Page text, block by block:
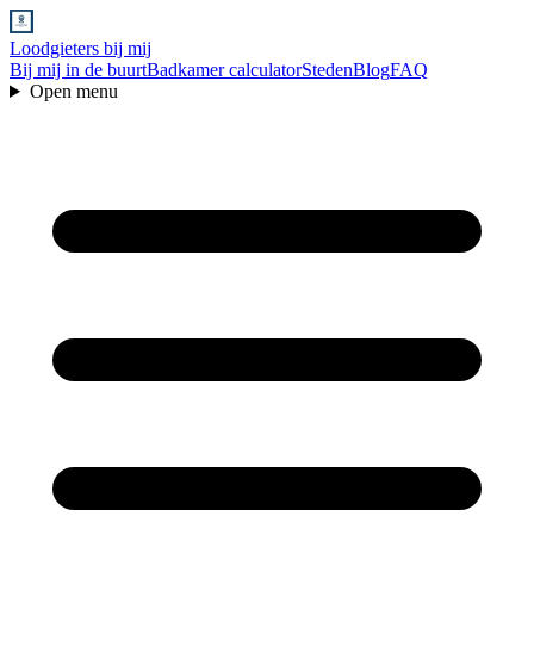
Loodgieters bij mij
Bij mij in de buurtBadkamer calculatorStedenBlogFAQ
Open menu